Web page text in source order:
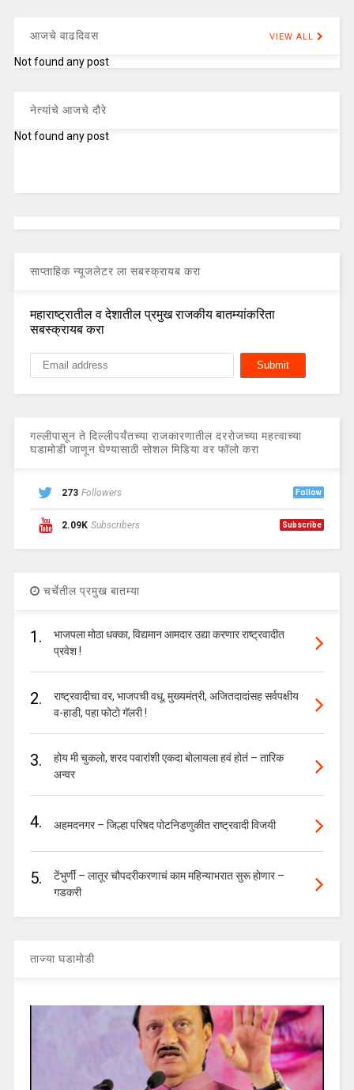
आजचे वाढदिवस VIEW ALL
Not found any post
नेत्यांचे आजचे दौरे
Not found any post
साप्ताहिक न्यूजलेटर ला सबस्क्रायब करा
महाराष्ट्रातील व देशातील प्रमुख राजकीय बातम्यांकरिता
सबस्क्रायब करा
गल्लीपासून ते दिल्लीपर्यंतच्या राजकारणातील दररोजच्या महत्वाच्या
घडामोडी जाणून घेण्यासाठी सोशल मिडिया वर फॉलो करा
273 Followers Follow
2.09K Subscribers Subscribe
चर्चेतील प्रमुख बातम्या
1.
भाजपला मोठा धक्का, विद्यमान आमदार उद्या करणार राष्ट्रवादीत
प्रवेश !
2.
राष्ट्रवादीचा वर, भाजपची वधू, मुख्यमंत्री, अजितदादांसह सर्वपक्षीय
व-हाडी, पहा फोटो गॅलरी !
3.
होय मी चुकलो, शरद पवारांशी एकदा बोलायला हवं होतं – तारिक
अन्वर
4. अहमदनगर – जिल्हा परिषद पोटनिडणुकीत राष्ट्रवादी विजयी
5.
टेंभुर्णी – लातूर चौपदरीकरणाचं काम महिन्याभरात सुरू होणार –
गडकरी
ताज्या घडामोडी